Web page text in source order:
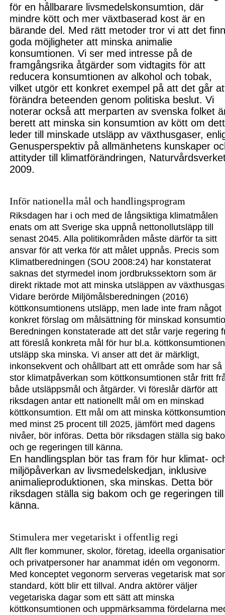
för en hållbarare livsmedelskonsumtion, där
mindre kött och mer växtbaserad kost är en
bärande del. Med rätt metoder tror vi att det
goda möjligheter att minska animalie
konsumtionen. Vi ser med intresse på de
framgångsrika åtgärder som vidtagits för att
reducera konsumtionen av alkohol och tobak,
vilket utgör ett konkret exempel på att det går
förändra beteenden genom politiska beslut. Vi
noterar också att merparten av svenska folket
berett att minska sin konsumtion av kött om
leder till minskade utsläpp av växthusgaser,
Genusperspektiv på allmänhetens kunskaper
attityder till klimatförändringen,
2009.
Inför nationella mål och handlingsprogram
Riksdagen har i och med de långsiktiga klimatmålen
enats om att Sverige ska uppnå nettonollutsläpp till
senast 2045. Alla politikområden måste därför ta sitt
ansvar föratt verka för att målet uppnås. Precis som
Klimatberedningen (SOU 2008:24) har konstaterat
saknas det styrmedel inom jordbrukssektorn som är
direkt riktade mot att minska utsläppen av
Vidare berörde Miljömålsberedningen (2016)
köttkonsumtionens utsläpp, men lade inte fram något
konkret förslag om målsättning för minskad
Beredningen konstaterade att det står varje regering
att föreslå konkreta mål för hur bl.a.
utsläpp ska minska. Vi anser att det är märkligt,
inkonsekvent och ohållbart att ett område som har så
stor klimatpåverkan som köttkonsumtionen står fritt
både utsläppsmål och åtgärder. Vi föreslår därför att
riksdagen antar ett nationellt mål om en minskad
köttkonsumtion. Ett mål om att minska
med minst 25 procent till 2025, jämfört med dagens
nivåer, bör införas. Detta bör riksdagenställa sig
och ge regeringen till känna.
En handlingsplan bör tas fram för hur klimat-
miljöpåverkan av livsmedelskedjan, inklusive
animalieproduktionen, ska minskas. Detta bör
riksdagen ställa sig bakom och ge regeringen till
känna.
Stimulera mer vegetariskt i offentlig regi
Allt fler kommuner, skolor, företag, ideella
och privatpersoner har anammat idén om vegonorm.
Med konceptet vegonorm serveras vegetarisk mat
standard, kött blir ett tillval. Andra aktörer väljer
vegetariska dagar som ett sätt att minska
köttkonsumtionen och uppmärksamma fördelarna